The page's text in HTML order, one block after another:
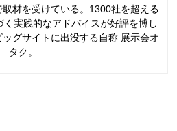
材を受けている。1300社を超える
実践的なアドバイスが好評を博し
グサイトに出没する自称 展示会オ
タク。